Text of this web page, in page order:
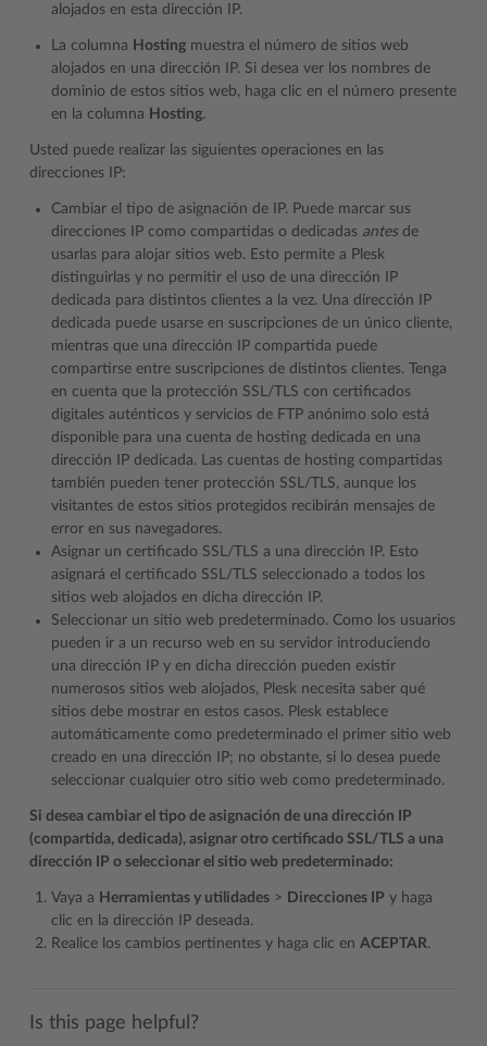
alojados en esta dirección IP.
La columna Hosting muestra el número de sitios web
alojados en una dirección IP. Si desea ver los nombres de
dominio de estos sitios web, haga clic en el número presente
en la columna Hosting.
Usted puede realizar las siguientes operaciones en las
direcciones IP:
Cambiar el tipo de asignación de IP. Puede marcar sus
direcciones IP como compartidas o dedicadas antesde
usarlas para alojar sitios web. Esto permite a Plesk
distinguirlas y no permitir el uso de una dirección IP
dedicada para distintos clientes a la vez. Una dirección IP
dedicada puede usarse en suscripciones de un único cliente,
mientras que una dirección IP compartida puede
compartirse entre suscripciones de distintos clientes. Tenga
en cuenta que la protección SSL/TLS con certificados
digitales auténticos y servicios de FTP anónimo solo está
disponible para una cuenta de hosting dedicada en una
dirección IP dedicada. Las cuentas de hosting compartidas
también pueden tener protección SSL/TLS, aunque los
visitantes de estos sitios protegidos recibirán mensajes de
error en sus navegadores.
Asignar un certificado SSL/TLS a una dirección IP. Esto
asignará el certificado SSL/TLS seleccionado a todos los
sitios web alojados en dicha dirección IP.
Seleccionar un sitio web predeterminado. Como los usuarios
pueden ir a un recurso web en su servidor introduciendo
una dirección IP y en dicha dirección pueden existir
numerosos sitios web alojados, Plesk necesita saber qué
sitios debe mostrar en estos casos. Plesk establece
automáticamente como predeterminado el primer sitio web
creado en una dirección IP; no obstante, si lo desea puede
seleccionar cualquier otro sitio web como predeterminado.
Si desea cambiar el tipo de asignación de una dirección IP
(compartida, dedicada), asignar otro certificado SSL/TLS a una
dirección IP o seleccionar el sitio web predeterminado:
Vaya a Herramientas y utilidades > Direcciones IP y haga
clic en la dirección IP deseada.
Realice los cambios pertinentes y haga clic en ACEPTAR.
Is this page helpful?